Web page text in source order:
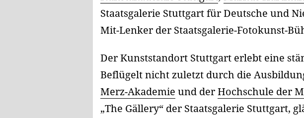
Staatsgalerie Stuttgart für Deutsche und
Mit-Lenker der Staatsgalerie-Fotokunst-
Der Kunststandort Stuttgart erlebt eine
Beflügelt nicht zuletzt durch die
Merz-Akademie und derHochschule der
„The Gällery“ der Staatsgalerie Stuttgart,